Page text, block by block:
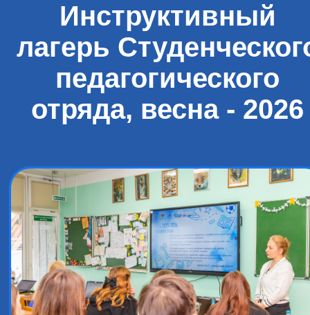
Инструктивный
лагерь
педагогического
отряда, весна - 2026